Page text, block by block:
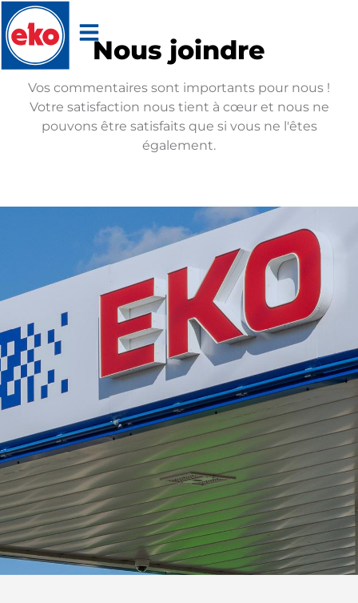
Nous joindre
Vos commentaires sont importants pour nous !
Votre satisfaction nous tient à cœur et nous ne
pouvons être satisfaits que si vous ne l'êtes
également.